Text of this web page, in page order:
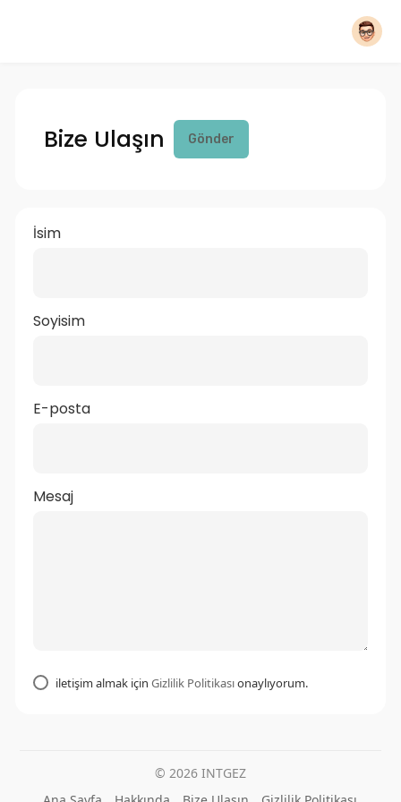
Bize Ulaşın Gönder
İsim
Soyisim
E-posta
Mesaj
iletişim almak için Gizlilik Politikasıonaylıyorum.
© 2026 INTGEZ